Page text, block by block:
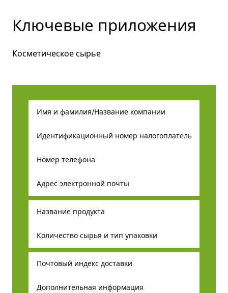
Ключевые приложения
Косметическое сырье